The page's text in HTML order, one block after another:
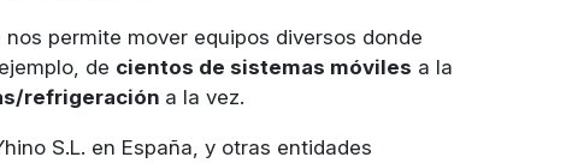
nos permite mover equipos diversos donde
de cientos de sistemas móviles a la
refrigeración a la vez.
S.L. en España, y otras entidades